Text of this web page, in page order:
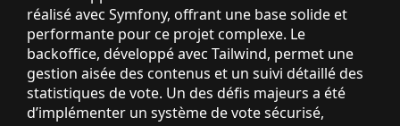
réalisé avec Symfony, offrant une base solide et
performante pour ce projet complexe. Le
backoffice, développé avec Tailwind, permet une
gestion aisée des contenus et un suivi détaillé des
statistiques de vote. Un des défis majeurs a été
d’implémenter un système de vote sécurisé,